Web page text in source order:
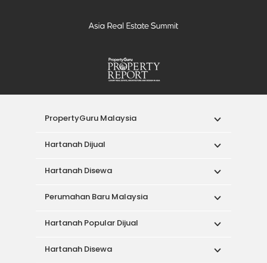
PropertyGuru Malaysia
Hartanah Dijual
Hartanah Disewa
Perumahan Baru Malaysia
Hartanah Popular Dijual
Hartanah Disewa